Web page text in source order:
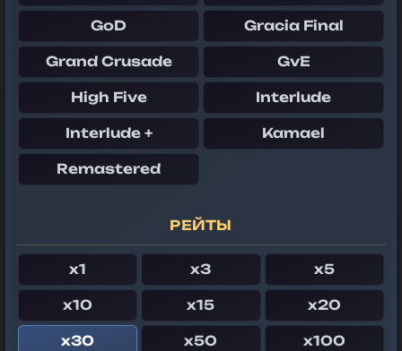
GoD Gracia Final
Grand Crusade GvE
High Five Interlude
Interlude + Kamael
Remastered
РЕЙТЫ
x1 x3 x5
x10 x15 x20
x30 x50 x100